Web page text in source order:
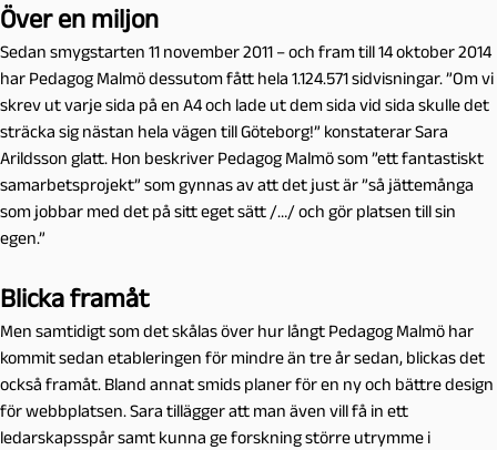
Över en miljon
Sedan smygstarten 11 november 2011 – och fram till 14 oktober 2014
har Pedagog Malmö dessutom fått hela 1.124.571 sidvisningar. ”Om vi
skrev ut varje sida på en A4 och lade ut dem sida vid sida skulle det
sträcka sig nästan hela vägen till Göteborg!” konstaterar Sara
Arildsson glatt. Hon beskriver Pedagog Malmö som ”ett fantastiskt
samarbetsprojekt” som gynnas av att det just är ”så jättemånga
som jobbar med det på sitt eget sätt /…/ och gör platsen till sin
egen.”
Blicka framåt
Men samtidigt som det skålas över hur långt Pedagog Malmö har
kommit sedan etableringen för mindre än tre år sedan, blickas det
också framåt. Bland annat smids planer för en ny och bättre design
för webbplatsen. Sara tillägger att man även vill få in ett
ledarskapsspår samt kunna ge forskning större utrymme i